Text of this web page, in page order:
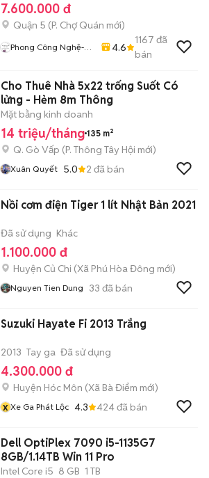
7.600.000 đ
Quận 5 (P. Chợ Quán mới)
Phong Công Nghệ-
4.6
1167 đã
bán
Cho Thuê Nhà 5x22 trống Suốt Có
lửng - Hẻm 8m Thông
Mặt bằng kinh doanh
14 triệu/tháng 135 m²
Q. Gò Vấp (P. Thông Tây Hội mới)
Xuân Quyết 5.0 2 đã bán
Nồi cơm điện Tiger 1 lít Nhật Bản 2021
Đã sử dụng Khác
1.100.000 đ
Huyện Củ Chi (Xã Phú Hòa Đông mới)
Nguyen Tien Dung 33 đã bán
Suzuki Hayate Fi 2013 Trắng
2013 Tay ga Đã sử dụng
4.300.000 đ
Huyện Hóc Môn (Xã Bà Điểm mới)
x Xe Ga Phát Lộc 4.3 424đã bán
Dell OptiPlex 7090 i5-1135G7
8GB/1.14TB Win 11 Pro
Intel Core i5 8 GB 1 TB